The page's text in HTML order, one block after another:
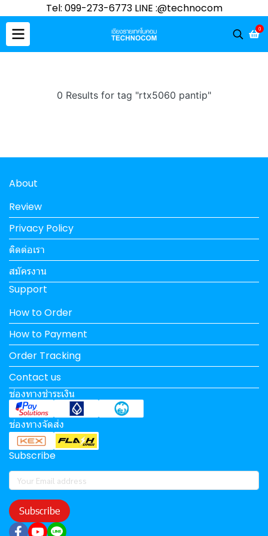
Tel: 099-273-6773 LINE :@technocom
0
0 Results for tag "rtx5060 pantip"
About
Review
Privacy Policy
ติดต่อเรา
สมัครงาน
Support
How to Order
How to Payment
Order Tracking
Contact us
ช่องทางชำระเงิน
ช่องทางจัดส่ง
Subscribe
Subscribe